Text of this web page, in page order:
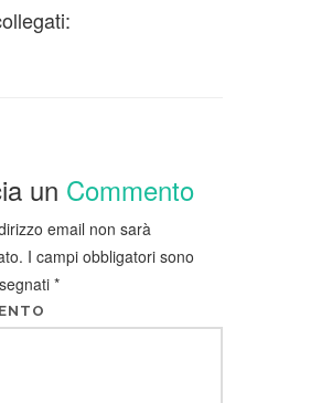
un Commento
email non sarà
I campi obbligatori sono
*